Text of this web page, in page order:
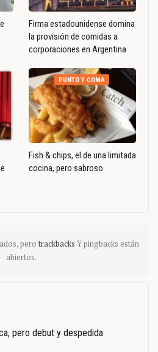
Firma estadounidense domina
la provisión de comidas a
corporaciones en Argentina
PUNTO Y COMA
Fish & chips, el de una limitada
cocina, pero sabroso
pero trackbacks Y pingbacks están
abiertos.
pero debut y despedida